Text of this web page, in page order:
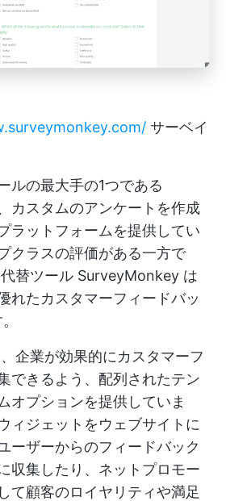
サーベイ
ルの最大手の1つである
カスタムのアンケートを作成
ラットフォームを提供してい
クラスの評価がある一方で
替ツール SurveyMonkey は
れたカスタマーフィードバッ
企業が効果的にカスタマーフ
できるよう、配列されたテン
オプションを提供していま
ィジェットをウェブサイトに
ーザーからのフィードバック
収集したり、ネットプロモー
て顧客のロイヤリティや満足